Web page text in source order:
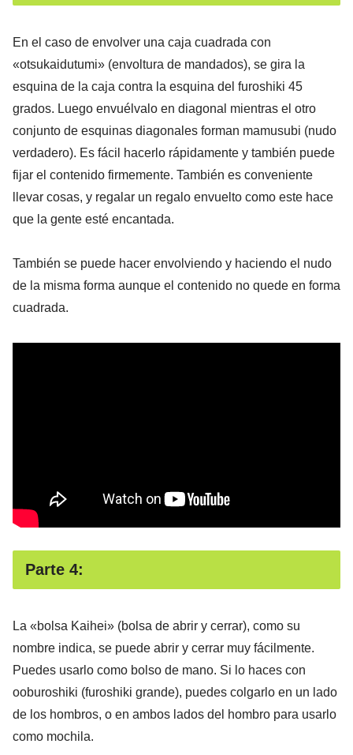
En el caso de envolver una caja cuadrada con
«otsukaidutumi» (envoltura de mandados), se gira la
esquina de la caja contra la esquina del furoshiki 45
grados. Luego envuélvalo en diagonal mientras el otro
conjunto de esquinas diagonales forman mamusubi (nudo
verdadero). Es fácil hacerlo rápidamente y también puede
fijar el contenido firmemente. También es conveniente
llevar cosas, y regalar un regalo envuelto como este hace
que la gente esté encantada.
También se puede hacer envolviendo y haciendo el nudo
de la misma forma aunque el contenido no quede en forma
cuadrada.
Parte 4:
La «bolsa Kaihei» (bolsa de abrir y cerrar), como su
nombre indica, se puede abrir y cerrar muy fácilmente.
Puedes usarlo como bolso de mano. Si lo haces con
ooburoshiki (furoshiki grande), puedes colgarlo en un lado
de los hombros, o en ambos lados del hombro para usarlo
como mochila.